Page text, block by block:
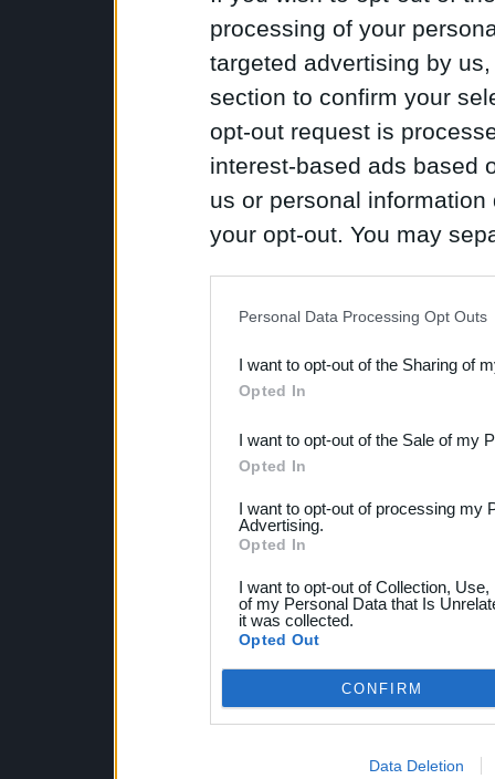
processing of your
targeted advertising by
section to confirm your
opt-out request is
interest-based ads based
us or personal
your opt-out. You may
Downstream Participants
third parties.
Personal Data Processing Opt Outs
I want to opt-out of the Sharing of
Opted In
I want to opt-out of the Sale of my
Opted In
I want to opt-out of processing my
Advertising.
Opted In
I want to opt-out of Collection,
of my Personal Data that Is
it was collected.
Opted Out
CONFIRM
Data Deletion